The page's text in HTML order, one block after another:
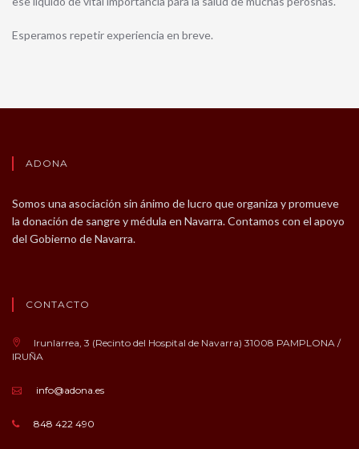
Esperamos repetir experiencia en breve.
ADONA
Somos una asociación sin ánimo de lucro que organiza y promueve
la donación de sangre y médula en Navarra. Contamos con el apoyo
del Gobierno de Navarra.
CONTACTO
Irunlarrea, 3 (Recinto del Hospital de Navarra) 31008 PAMPLONA /
IRUÑA
info@adona.es
848 422 490